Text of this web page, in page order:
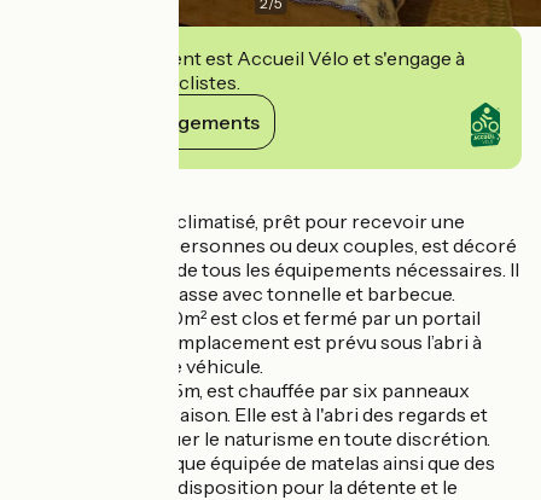
Cet établissement est Accueil Vélo et s'engage à
accueillir des cyclistes.
Voir ses engagements
Cet appartement climatisé, prêt pour recevoir une
famille de quatre personnes ou deux couples, est décoré
avec soin. Il possède tous les équipements nécessaires. Il
dispose d’une terrasse avec tonnelle et barbecue.
Le terrain de 2500m² est clos et fermé par un portail
automatique. Un emplacement est prévu sous l’abri à
voiture pour votre véhicule.
La piscine, de 10×5m, est chauffée par six panneaux
solaires en demi-saison. Elle est à l'abri des regards et
permet d'y pratiquer le naturisme en toute discrétion.
Une paillote exotique équipée de matelas ainsi que des
relax sont à votre disposition pour la détente et le